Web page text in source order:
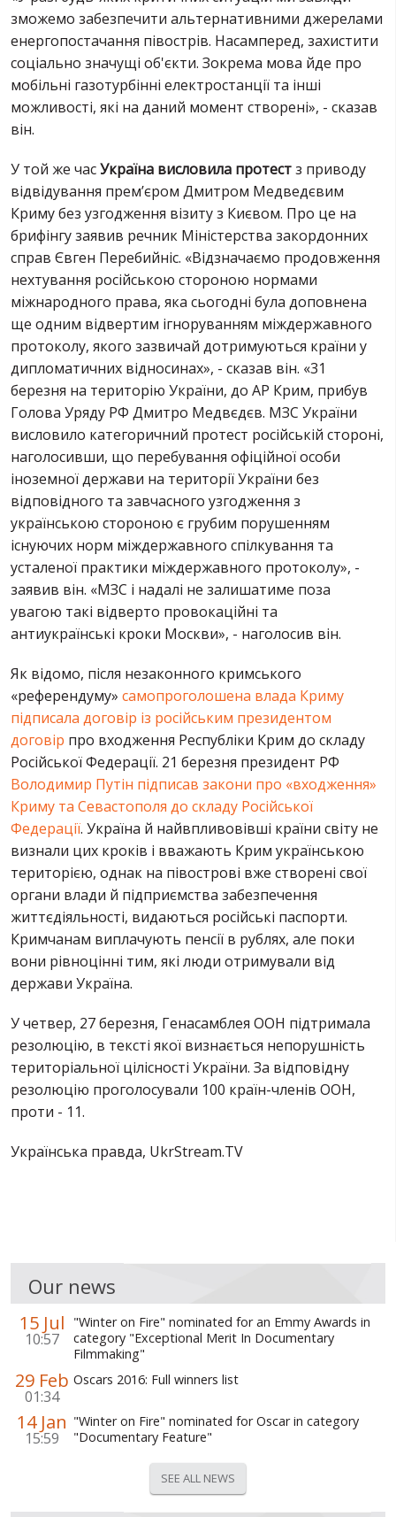
зможемо забезпечити альтернативними джерелами
енергопостачання півострів. Насамперед, захистити
соціально значущі об'єкти. Зокрема мова йде про
мобільні газотурбінні електростанції та інші
можливості, які на даний момент створені», - сказав
він.
У той же часУкраїна висловила протестз приводу
відвідування прем’єром Дмитром Медведєвим
Криму без узгодження візиту з Києвом. Про це на
брифінгу заявив речник Міністерства закордонних
справ Євген Перебийніс. «Відзначаємо продовження
нехтування російською стороною нормами
міжнародного права, яка сьогодні була доповнена
ще одним відвертим ігноруванням міждержавного
протоколу, якого зазвичай дотримуються країни у
дипломатичних відносинах», - сказав він. «31
березня на територію України, до АР Крим, прибув
Голова Уряду РФ Дмитро Медвєдєв. МЗС України
висловило категоричний протест російській стороні,
наголосивши, що перебування офіційної особи
іноземної держави на території України без
відповідного та завчасного узгодження з
українською стороною є грубим порушенням
існуючих норм міждержавного спілкування та
усталеної практики міждержавного протоколу», -
заявив він. «МЗС і надалі не залишатиме поза
увагою такі відверто провокаційні та
антиукраїнські кроки Москви», - наголосив він.
Як відомо, після незаконного кримського
«референдуму» самопроголошена влада Криму
підписала договір із російським президентом
договір про входження Республіки Крим до складу
Російської Федерації. 21 березня президент РФ
Володимир Путін підписав закони про «входження»
Криму та Севастополя до складу Російської
Федерації. Україна й найвпливовівші країни світу не
визнали цих кроків і вважають Крим українською
територією, однак на півострові вже створені свої
органи влади й підприємства забезпечення
життєдіяльності, видаються російські паспорти.
Кримчанам виплачують пенсії в рублях, але поки
вони рівноцінні тим, які люди отримували від
держави Україна.
У четвер, 27 березня, Генасамблея ООН підтримала
резолюцію, в тексті якої визнається непорушність
територіальної цілісності України. За відповідну
резолюцію проголосували 100 країн-членів ООН,
проти - 11.
Українська правда, UkrStream.TV
Our news
15 Jul
10:57
"Winter on Fire" nominated for an Emmy Awards in
category "Exceptional Merit In Documentary
Filmmaking"
29 Feb
01:34
Oscars 2016: Full winners list
14 Jan
15:59
"Winter on Fire" nominated for Oscar in category
"Documentary Feature"
SEE ALL NEWS